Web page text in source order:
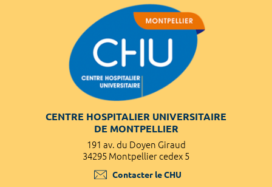
CENTRE HOSPITALIER UNIVERSITAIRE
DE MONTPELLIER
191 av. du Doyen Giraud
34295 Montpellier cedex 5
Contacter le CHU